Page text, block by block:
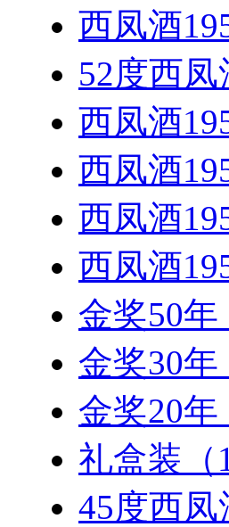
西凤酒
52度西凤
西凤酒
西凤酒
西凤酒
西凤酒
金奖50年
金奖30年
金奖20年
礼盒装（
45度西凤